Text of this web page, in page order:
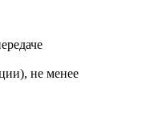
, не менее